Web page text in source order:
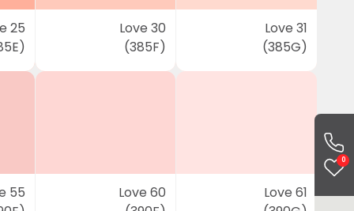
0
25
Love 30
(385F)
Love 31
(385G)
55
Love 60
Love 61